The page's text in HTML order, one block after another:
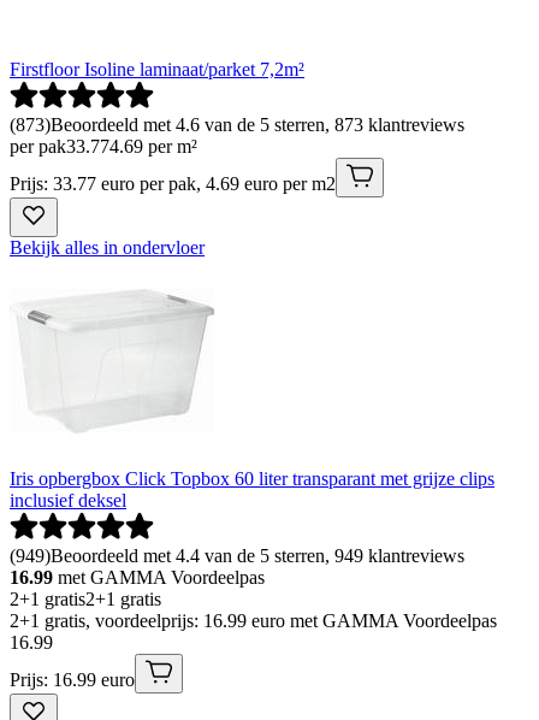
Firstfloor Isoline laminaat/parket 7,2m²
(873)Beoordeeld met 4.6 van de 5 sterren, 873 klantreviews
per pak33.774.69 per m²
Prijs: 33.77 euro per pak, 4.69 euro per m2
Bekijk alles in ondervloer
Iris opbergbox Click Topbox 60 liter transparant met grijze clips
inclusief deksel
(949)Beoordeeld met 4.4 van de 5 sterren, 949 klantreviews
16.99 met GAMMA Voordeelpas
2+1 gratis2+1 gratis
2+1 gratis, voordeelprijs: 16.99 euro met GAMMA Voordeelpas
16.99
Prijs: 16.99 euro